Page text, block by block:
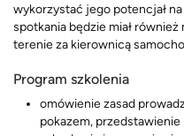
wykorzystać jego potencjał
spotkania będzie miał
terenie za kierownicą
Program szkolenia
omówienie zasad
pokazem,